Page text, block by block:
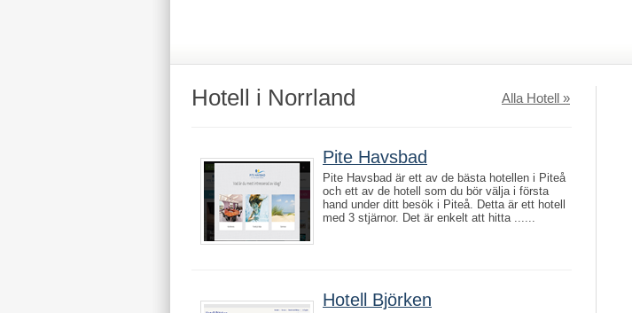
Hotell i Norrland Alla Hotell »
Pite Havsbad
Pite Havsbad är ett av de bästa hotellen i Piteå
och ett av de hotell som du bör välja i första
hand under ditt besök i Piteå. Detta är ett hotell
med 3 stjärnor. Det är enkelt att hitta ......
Hotell Björken